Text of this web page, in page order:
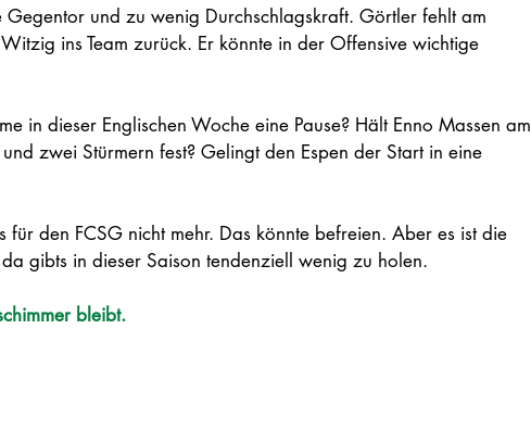
und zu wenig Durchschlagskraft. Görtler fehlt am
ins Team zurück. Er könnte in der Offensive wichtige
in dieser Englischen Woche eine Pause? Hält Enno Massen am
zwei Stürmern fest? Gelingt den Espen der Start in eine
für den FCSG nicht mehr. Das könnte befreien. Aber es ist die
gibts in dieser Saison tendenziell wenig zu holen.
bleibt.